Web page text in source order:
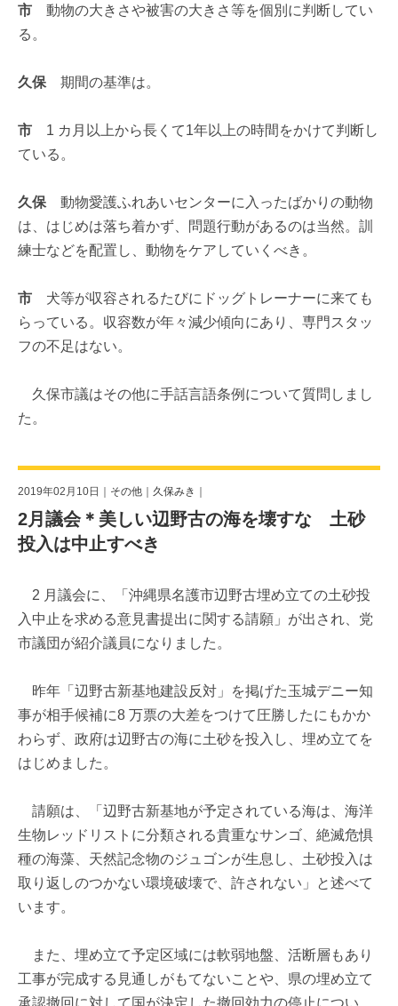
市 動物の大きさや被害の大きさ等を個別に判断してい
る。
久保 期間の基準は。
市 1 カ月以上から長くて1年以上の時間をかけて判断し
ている。
久保 動物愛護ふれあいセンターに入ったばかりの動物
は、はじめは落ち着かず、問題行動があるのは当然。訓
練士などを配置し、動物をケアしていくべき。
市 犬等が収容されるたびにドッグトレーナーに来ても
らっている。収容数が年々減少傾向にあり、専門スタッ
フの不足はない。
久保市議はその他に手話言語条例について質問しまし
た。
2019年02月10日｜ その他 ｜ 久保みき ｜
2月議会＊美しい辺野古の海を壊すな 土砂
投入は中止すべき
2 月議会に、「沖縄県名護市辺野古埋め立ての土砂投
入中止を求める意見書提出に関する請願」が出され、党
市議団が紹介議員になりました。
昨年「辺野古新基地建設反対」を掲げた玉城デニー知
事が相手候補に8 万票の大差をつけて圧勝したにもかか
わらず、政府は辺野古の海に土砂を投入し、埋め立てを
はじめました。
請願は、「辺野古新基地が予定されている海は、海洋
生物レッドリストに分類される貴重なサンゴ、絶滅危惧
種の海藻、天然記念物のジュゴンが生息し、土砂投入は
取り返しのつかない環境破壊で、許されない」と述べて
います。
また、埋め立て予定区域には軟弱地盤、活断層もあり
工事が完成する見通しがもてないことや、県の埋め立て
承認撤回に対して国が決定した撤回効力の停止につい